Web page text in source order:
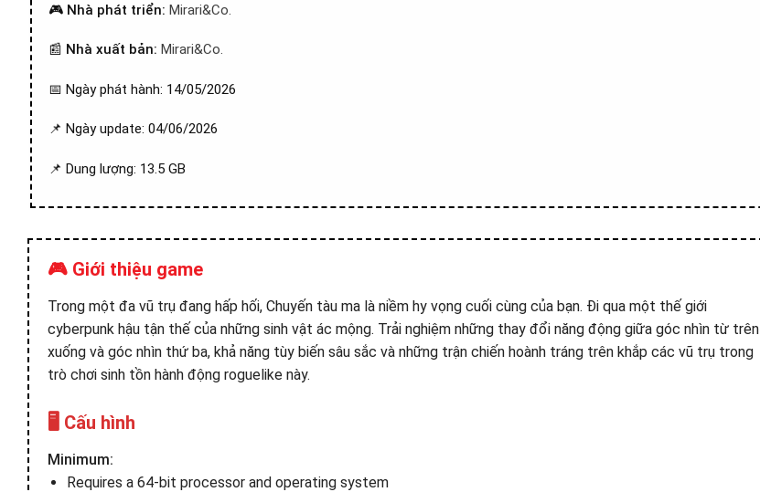
🎮 Nhà phát triển: Mirari&Co.
📰 Nhà xuất bản: Mirari&Co.
📅 Ngày phát hành: 14/05/2026
📌 Ngày update: 04/06/2026
📌 Dung lượng: 13.5 GB
🎮 Giới thiệu game
Trong một đa vũ trụ đang hấp hối, Chuyến tàu ma là niềm hy vọng cuối cùng của bạn. Đi qua một thế giới
cyberpunk hậu tận thế của những sinh vật ác mộng. Trải nghiệm những thay đổi năng động giữa góc nhìn từ trên
xuống và góc nhìn thứ ba, khả năng tùy biến sâu sắc và những trận chiến hoành tráng trên khắp các vũ trụ trong
trò chơi sinh tồn hành động roguelike này.
🖥️ Cấu hình
Minimum:
Requires a 64-bit processor and operating system